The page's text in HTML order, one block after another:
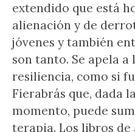
extendido que está
alienación y de
jóvenes y también
son tanto. Se apela a
resiliencia, como si
Fierabrás que, dada
momento, puede
terapia. Los libros de